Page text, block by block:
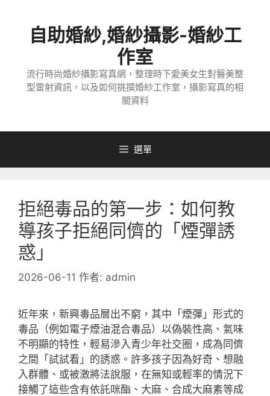
自助婚紗,婚紗攝影-婚紗工
作室
流行時尚婚紗攝影寫真網，整理時下愛美女生對醫美整
型雷射資訊，以及如何挑撰婚紗工作室，攝影寫真的相
關資料
選單
拒絕毒品的第一步：如何教
導孩子拒絕同儕的「煙彈誘
惑」
2026-06-11 作者: admin
近年來，新興毒品層出不窮，其中「煙彈」形式的
毒品（例如電子煙油混合毒品）以偽裝性高、氣味
不明顯的特性，輕易滲入青少年社交圈，成為同儕
之間「試試看」的誘惑。許多孩子因為好奇、想融
入群體、或被激將法說服，在無知或輕率的情況下
接觸了這些含有依託咪酯、大麻、合成大麻素等成